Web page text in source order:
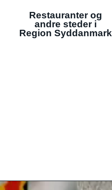
Restauranter og
andre steder i
Region Syddanmark